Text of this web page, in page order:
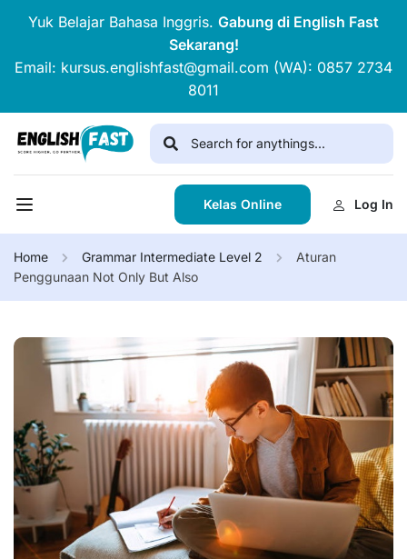
Yuk Belajar Bahasa Inggris. Gabung di English Fast
Sekarang!
Email: kursus.englishfast@gmail.com (WA): 0857 2734
8011
Kelas Online Log In
Home Grammar Intermediate Level 2
Aturan
Penggunaan Not Only But Also